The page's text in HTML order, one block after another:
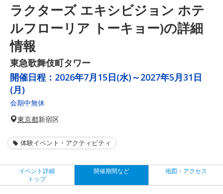
ラクターズ エキシビジョン ホテ
ルフローリア トーキョー)の詳細
情報
東急歌舞伎町タワー
開催日程： 2026年7月15日(水)～2027年5月31日
(月)
会期中無休
東京都新宿区
体験イベント・アクティビティ
イベント詳細
トップ
開催期間など 地図・アクセス